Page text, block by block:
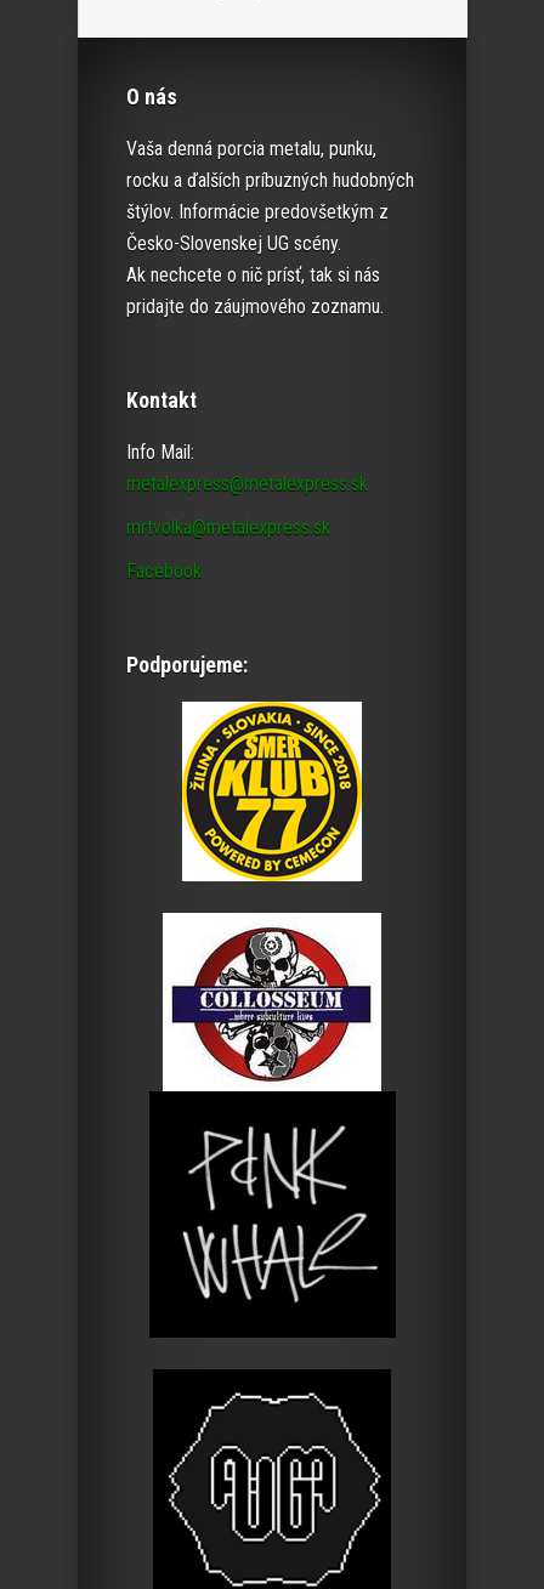
O nás
Vaša denná porcia metalu, punku,
rocku a ďalších príbuzných hudobných
štýlov. Informácie predovšetkým z
Česko-Slovenskej UG scény.
Ak nechcete o nič prísť, tak si nás
pridajte do záujmového zoznamu.
Kontakt
Info Mail:
metalexpress@metalexpress.sk
mrtvolka@metalexpress.sk
Facebook
Podporujeme: